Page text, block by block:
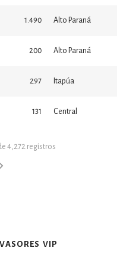
1.490 Alto Paraná
200 Alto Paraná
297 Itapúa
131 Central
4,272 registros
vip